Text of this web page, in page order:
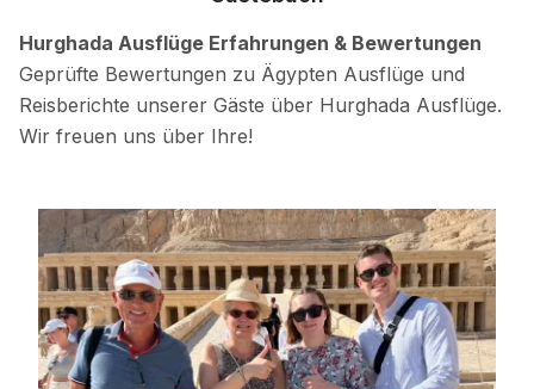
Hurghada Ausflüge Erfahrungen & Bewertungen
Geprüfte Bewertungen zu Ägypten Ausflüge und
Reisberichte unserer Gäste über Hurghada Ausflüge.
Wir freuen uns über Ihre!